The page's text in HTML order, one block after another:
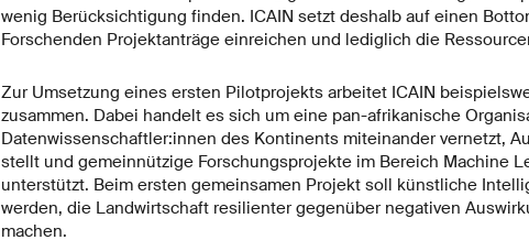
wenig Berücksichtigung finden. ICAIN setzt deshalb auf einen
Forschenden Projektanträge einreichen und lediglich die
Zur Umsetzung eines ersten Pilotprojekts arbeitet ICAIN
zusammen. Dabei handelt es sich um eine pan-afrikanische
Datenwissenschaftler:innen des Kontinents miteinander vernetzt,
stellt und gemeinnützige Forschungsprojekte im Bereich Machine
unterstützt. Beim ersten gemeinsamen Projekt soll künstliche
werden, die Landwirtschaft resilienter gegenüber negativen
machen.